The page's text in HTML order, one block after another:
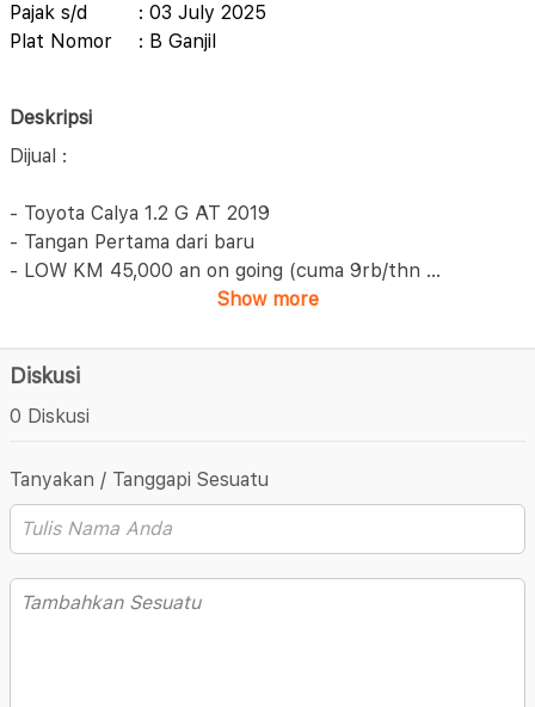
Pajak s/d
: 03 July 2025
Plat Nomor
: B Ganjil
Deskripsi
Dijual :
- Toyota Calya 1.2 G AT 2019
- Tangan Pertama dari baru
- LOW KM 45,000 an on going (cuma 9rb/thn ...
Show more
Diskusi
0 Diskusi
Tanyakan / Tanggapi Sesuatu